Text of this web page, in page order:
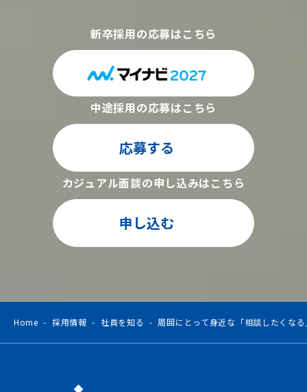
新卒採用の応募はこちら
中途採用の応募はこちら
応募する
カジュアル面談の申し込みはこちら
申し込む
Home 採用情報 社員を知る 周囲にとって身近な「相談したくな